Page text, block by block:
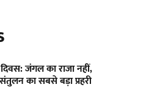
दिवस: जंगल का राजा नहीं,
का सबसे बड़ा प्रहरी